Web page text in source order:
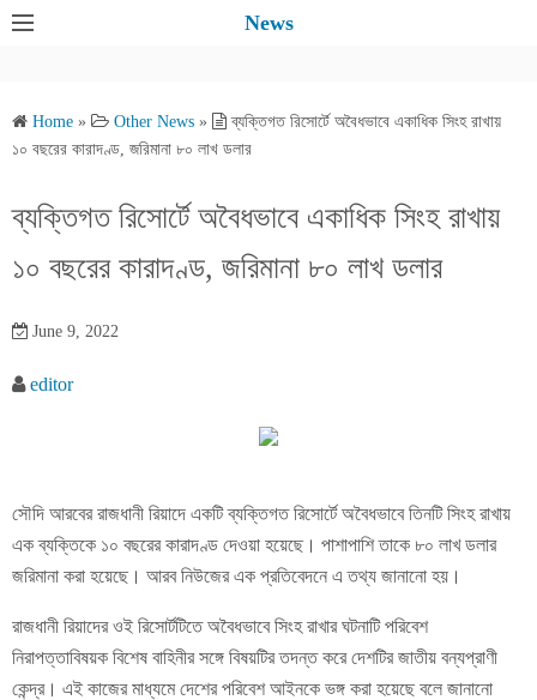
News
Home » Other News »
ব্যক্তিগত রিসোর্টে অবৈধভাবে একাধিক সিংহ রাখায়
১০ বছরের কারাদণ্ড, জরিমানা ৮০ লাখ ডলার
ব্যক্তিগত রিসোর্টে অবৈধভাবে একাধিক সিংহ রাখায়
১০ বছরের কারাদণ্ড, জরিমানা ৮০ লাখ ডলার
June 9, 2022
editor
সৌদি আরবের রাজধানী রিয়াদে একটি ব্যক্তিগত রিসোর্টে অবৈধভাবে তিনটি সিংহ রাখায়
এক ব্যক্তিকে ১০ বছরের কারাদণ্ড দেওয়া হয়েছে। পাশাপাশি তাকে ৮০ লাখ ডলার
জরিমানা করা হয়েছে। আরব নিউজের এক প্রতিবেদনে এ তথ্য জানানো হয়।
রাজধানী রিয়াদের ওই রিসোর্টটিতে অবৈধভাবে সিংহ রাখার ঘটনাটি পরিবেশ
নিরাপত্তাবিষয়ক বিশেষ বাহিনীর সঙ্গে বিষয়টির তদন্ত করে দেশটির জাতীয় বন্যপ্রাণী
কেন্দ্র। এই কাজের মাধ্যমে দেশের পরিবেশ আইনকে ভঙ্গ করা হয়েছে বলে জানানো